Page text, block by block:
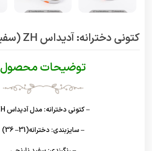
کتونی دخترانه: آدیداس ZH (سفید نارنجی)
توضیحات محصول
– کتونی دخترانه: مدل آدیداس ZH
– سایزبندی: دخترانه(31– 36)